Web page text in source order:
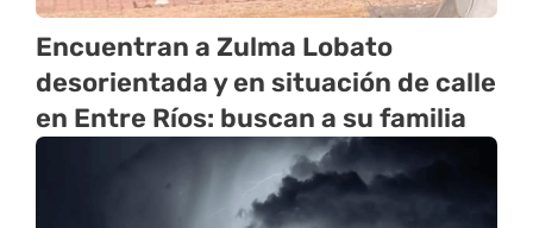
Encuentran a Zulma Lobato
desorientada y en situación de calle
en Entre Ríos: buscan a su familia